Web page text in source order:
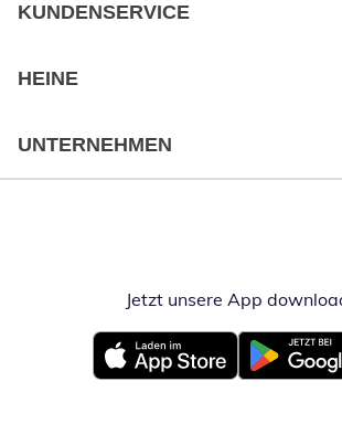
KUNDENSERVICE
HEINE
UNTERNEHMEN
Jetzt unsere App
Öffnet in neuem Fenster
Öffnet in